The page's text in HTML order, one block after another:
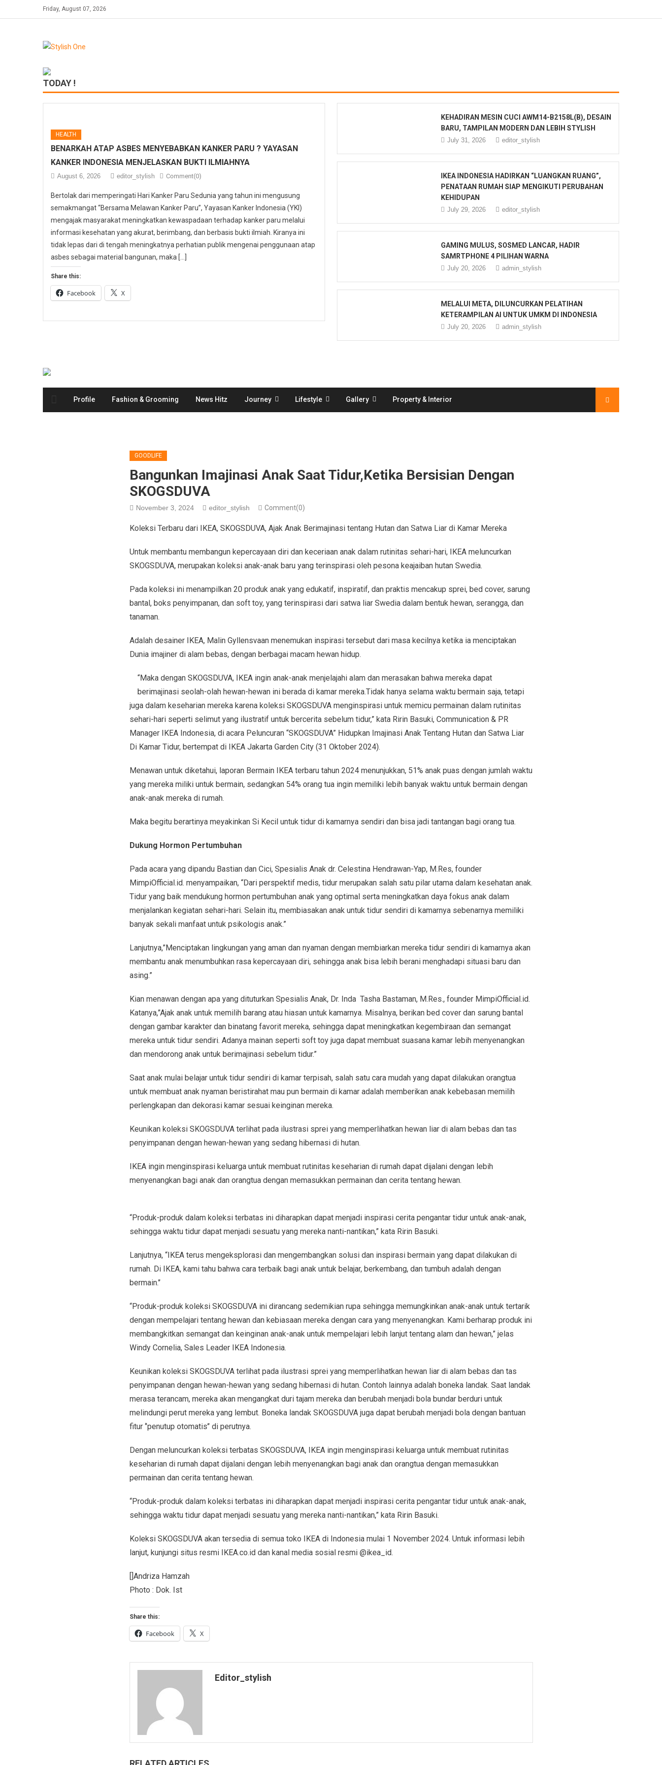
to
Friday, August 07, 2026
TODAY !
HEALTH
BENARKAH ATAP ASBES MENYEBABKAN KANKER PARU ? YAYASAN
KANKER INDONESIA MENJELASKAN BUKTI ILMIAHNYA
August 6, 2026 editor_stylish Comment(0)
Bertolak dari memperingati Hari Kanker Paru Sedunia yang tahun ini mengusung
semakmangat “Bersama Melawan Kanker Paru”, Yayasan Kanker Indonesia (YKI)
mengajak masyarakat meningkatkan kewaspadaan terhadap kanker paru melalui
informasi kesehatan yang akurat, berimbang, dan berbasis bukti ilmiah. Kiranya ini
tidak lepas dari di tengah meningkatnya perhatian publik mengenai penggunaan atap
asbes sebagai material bangunan, maka […]
Share this:
Facebook X
KEHADIRAN MESIN CUCI AWM14-B2158L(B), DESAIN
BARU, TAMPILAN MODERN DAN LEBIH STYLISH
July 31, 2026 editor_stylish
IKEA INDONESIA HADIRKAN “LUANGKAN RUANG”,
PENATAAN RUMAH SIAP MENGIKUTI PERUBAHAN
KEHIDUPAN
July 29, 2026 editor_stylish
GAMING MULUS, SOSMED LANCAR, HADIR
SAMRTPHONE 4 PILIHAN WARNA
July 20, 2026 admin_stylish
MELALUI META, DILUNCURKAN PELATIHAN
KETERAMPILAN AI UNTUK UMKM DI INDONESIA
July 20, 2026 admin_stylish
Profile Fashion & Grooming News Hitz Journey Lifestyle Gallery Property & Interior
GOODLIFE
Bangunkan Imajinasi Anak Saat Tidur,Ketika Bersisian Dengan
SKOGSDUVA
November 3, 2024 editor_stylish Comment(0)
Koleksi Terbaru dari IKEA, SKOGSDUVA, Ajak Anak Berimajinasi tentang Hutan dan Satwa Liar di Kamar Mereka
Untuk membantu membangun kepercayaan diri dan keceriaan anak dalam rutinitas sehari-hari, IKEA meluncurkan
SKOGSDUVA, merupakan koleksi anak-anak baru yang terinspirasi oleh pesona keajaiban hutan Swedia.
Pada koleksi ini menampilkan 20 produk anak yang edukatif, inspiratif, dan praktis mencakup sprei, bed cover, sarung
bantal, boks penyimpanan, dan soft toy, yang terinspirasi dari satwa liar Swedia dalam bentuk hewan, serangga, dan
tanaman.
Adalah desainer IKEA, Malin Gyllensvaan menemukan inspirasi tersebut dari masa kecilnya ketika ia menciptakan
Dunia imajiner di alam bebas, dengan berbagai macam hewan hidup.
“Maka dengan SKOGSDUVA, IKEA ingin anak-anak menjelajahi alam dan merasakan bahwa mereka dapat
berimajinasi seolah-olah hewan-hewan ini berada di kamar mereka.Tidak hanya selama waktu bermain saja, tetapi
juga dalam keseharian mereka karena koleksi SKOGSDUVA menginspirasi untuk memicu permainan dalam rutinitas
sehari-hari seperti selimut yang ilustratif untuk bercerita sebelum tidur,” kata Ririn Basuki, Communication & PR
Manager IKEA Indonesia, di acara Peluncuran “SKOGSDUVA” Hidupkan Imajinasi Anak Tentang Hutan dan Satwa Liar
Di Kamar Tidur, bertempat di IKEA Jakarta Garden City (31 Oktober 2024).
Menawan untuk diketahui, laporan Bermain IKEA terbaru tahun 2024 menunjukkan, 51% anak puas dengan jumlah waktu
yang mereka miliki untuk bermain, sedangkan 54% orang tua ingin memiliki lebih banyak waktu untuk bermain dengan
anak-anak mereka di rumah.
Maka begitu berartinya meyakinkan Si Kecil untuk tidur di kamarnya sendiri dan bisa jadi tantangan bagi orang tua.
Dukung Hormon Pertumbuhan
Pada acara yang dipandu Bastian dan Cici, Spesialis Anak dr. Celestina Hendrawan-Yap, M.Res, founder
MimpiOfficial.id. menyampaikan, “Dari perspektif medis, tidur merupakan salah satu pilar utama dalam kesehatan anak.
Tidur yang baik mendukung hormon pertumbuhan anak yang optimal serta meningkatkan daya fokus anak dalam
menjalankan kegiatan sehari-hari. Selain itu, membiasakan anak untuk tidur sendiri di kamarnya sebenarnya memiliki
banyak sekali manfaat untuk psikologis anak.”
Lanjutnya,”Menciptakan lingkungan yang aman dan nyaman dengan membiarkan mereka tidur sendiri di kamarnya akan
membantu anak menumbuhkan rasa kepercayaan diri, sehingga anak bisa lebih berani menghadapi situasi baru dan
asing.”
Kian menawan dengan apa yang dituturkan Spesialis Anak, Dr. Inda Tasha Bastaman, M.Res., founder MimpiOfficial.id.
Katanya,”Ajak anak untuk memilih barang atau hiasan untuk kamarnya. Misalnya, berikan bed cover dan sarung bantal
dengan gambar karakter dan binatang favorit mereka, sehingga dapat meningkatkan kegembiraan dan semangat
mereka untuk tidur sendiri. Adanya mainan seperti soft toy juga dapat membuat suasana kamar lebih menyenangkan
dan mendorong anak untuk berimajinasi sebelum tidur.”
Saat anak mulai belajar untuk tidur sendiri di kamar terpisah, salah satu cara mudah yang dapat dilakukan orangtua
untuk membuat anak nyaman beristirahat mau pun bermain di kamar adalah memberikan anak kebebasan memilih
perlengkapan dan dekorasi kamar sesuai keinginan mereka.
Keunikan koleksi SKOGSDUVA terlihat pada ilustrasi sprei yang memperlihatkan hewan liar di alam bebas dan tas
penyimpanan dengan hewan-hewan yang sedang hibernasi di hutan.
IKEA ingin menginspirasi keluarga untuk membuat rutinitas keseharian di rumah dapat dijalani dengan lebih
menyenangkan bagi anak dan orangtua dengan memasukkan permainan dan cerita tentang hewan.
“Produk-produk dalam koleksi terbatas ini diharapkan dapat menjadi inspirasi cerita pengantar tidur untuk anak-anak,
sehingga waktu tidur dapat menjadi sesuatu yang mereka nanti-nantikan,” kata Ririn Basuki.
Lanjutnya, “IKEA terus mengeksplorasi dan mengembangkan solusi dan inspirasi bermain yang dapat dilakukan di
rumah. Di IKEA, kami tahu bahwa cara terbaik bagi anak untuk belajar, berkembang, dan tumbuh adalah dengan
bermain.’’
“Produk-produk koleksi SKOGSDUVA ini dirancang sedemikian rupa sehingga memungkinkan anak-anak untuk tertarik
dengan mempelajari tentang hewan dan kebiasaan mereka dengan cara yang menyenangkan. Kami berharap produk ini
membangkitkan semangat dan keinginan anak-anak untuk mempelajari lebih lanjut tentang alam dan hewan,” jelas
Windy Cornelia, Sales Leader IKEA Indonesia.
Keunikan koleksi SKOGSDUVA terlihat pada ilustrasi sprei yang memperlihatkan hewan liar di alam bebas dan tas
penyimpanan dengan hewan-hewan yang sedang hibernasi di hutan. Contoh lainnya adalah boneka landak. Saat landak
merasa terancam, mereka akan mengangkat duri tajam mereka dan berubah menjadi bola bundar berduri untuk
melindungi perut mereka yang lembut. Boneka landak SKOGSDUVA juga dapat berubah menjadi bola dengan bantuan
fitur ‘’penutup otomatis’’ di perutnya.
Dengan meluncurkan koleksi terbatas SKOGSDUVA, IKEA ingin menginspirasi keluarga untuk membuat rutinitas
keseharian di rumah dapat dijalani dengan lebih menyenangkan bagi anak dan orangtua dengan memasukkan
permainan dan cerita tentang hewan.
“Produk-produk dalam koleksi terbatas ini diharapkan dapat menjadi inspirasi cerita pengantar tidur untuk anak-anak,
sehingga waktu tidur dapat menjadi sesuatu yang mereka nanti-nantikan,” kata Ririn Basuki.
Koleksi SKOGSDUVA akan tersedia di semua toko IKEA di Indonesia mulai 1 November 2024. Untuk informasi lebih
lanjut, kunjungi situs resmi IKEA.co.id dan kanal media sosial resmi @ikea_id.
[]Andriza Hamzah
Photo : Dok. Ist
Share this:
Facebook X
Editor_stylish